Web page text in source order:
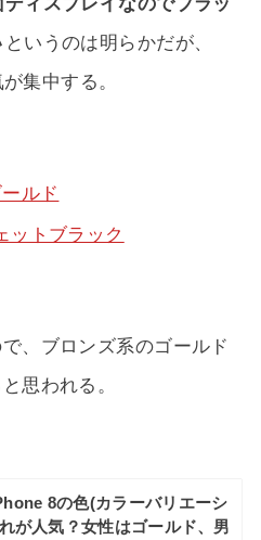
というのは明らかだが、
集中する。
ルド
ットブラック
、ブロンズ系のゴールド
思われる。
8の色(カラーバリエーシ
が人気？女性はゴールド、男